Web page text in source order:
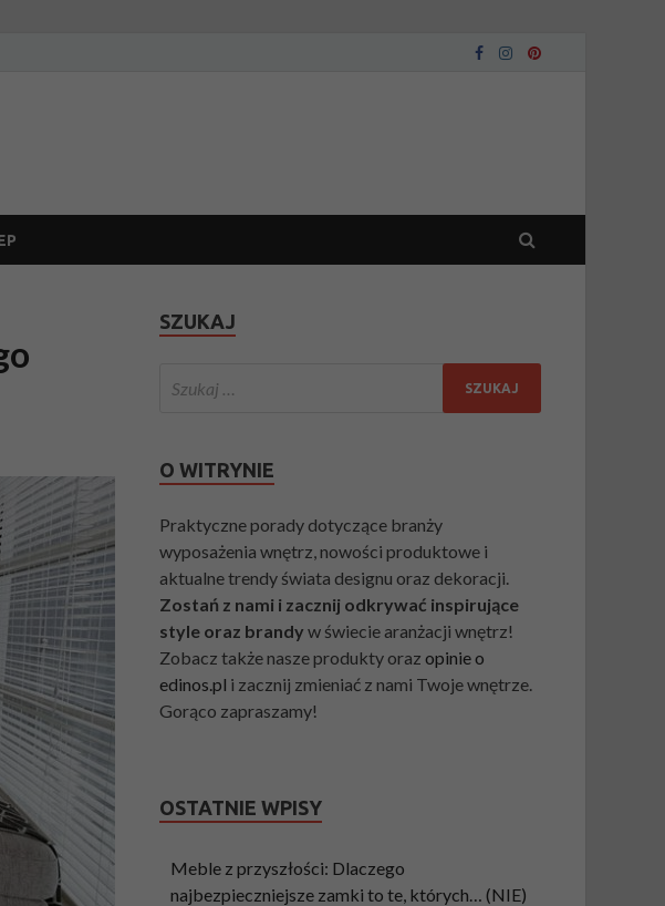
SZUKAJ
O WITRYNIE
Praktyczne porady dotyczące branży
wyposażenia wnętrz, nowości produktowe i
aktualne trendy świata designu oraz dekoracji.
Zostań z nami i zacznij odkrywać inspirujące
style oraz brandy w świecie aranżacji wnętrz!
Zobacz także nasze produkty orazopinie o
edinos.pl i zacznij zmieniać z nami Twoje wnętrze.
Gorąco zapraszamy!
OSTATNIE WPISY
Meble z przyszłości: Dlaczego
najbezpieczniejsze zamki to te, których… (NIE)